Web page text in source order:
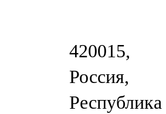
420015,
Россия,
Республика